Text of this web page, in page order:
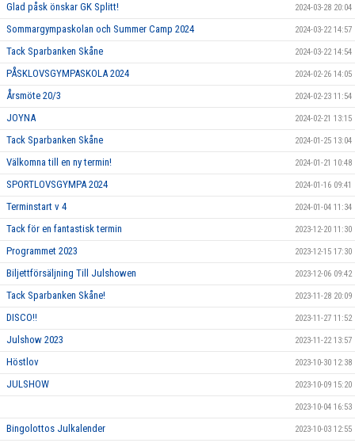
Glad påsk önskar GK Splitt! 2024-03-28 20:04
Sommargympaskolan och Summer Camp 2024 2024-03-22 14:57
Tack Sparbanken Skåne 2024-03-22 14:54
PÅSKLOVSGYMPASKOLA 2024 2024-02-26 14:05
Årsmöte 20/3 2024-02-23 11:54
JOYNA 2024-02-21 13:15
Tack Sparbanken Skåne 2024-01-25 13:04
Välkomna till en ny termin! 2024-01-21 10:48
SPORTLOVSGYMPA 2024 2024-01-16 09:41
Terminstart v 4 2024-01-04 11:34
Tack för en fantastisk termin 2023-12-20 11:30
Programmet 2023 2023-12-15 17:30
Biljettförsäljning Till Julshowen 2023-12-06 09:42
Tack Sparbanken Skåne! 2023-11-28 20:09
DISCO!! 2023-11-27 11:52
Julshow 2023 2023-11-22 13:57
Höstlov 2023-10-30 12:38
JULSHOW 2023-10-09 15:20
2023-10-04 16:53
Bingolottos Julkalender 2023-10-03 12:55